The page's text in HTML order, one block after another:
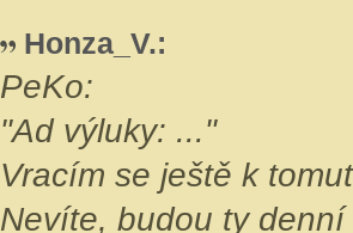
Honza_V.:
PeKo:
"Ad výluky: ..."
Vracím se ještě k
Nevíte, budou ty